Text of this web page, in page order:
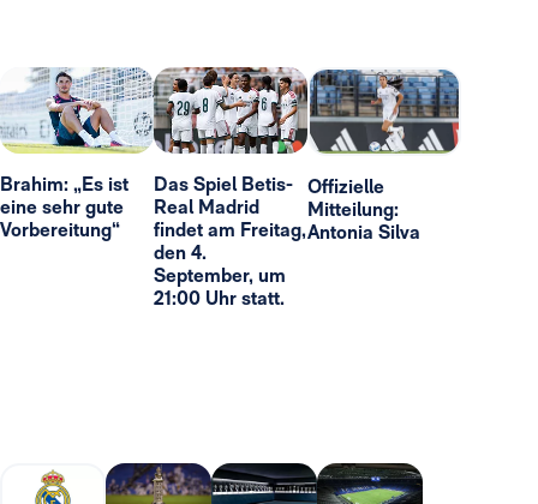
Brahim: „Es ist
eine sehr gute
Vorbereitung“
Das Spiel Betis-
Real Madrid
findet am Freitag,
den 4.
September, um
21:00 Uhr statt.
Offizielle
Mitteilung:
Antonia Silva